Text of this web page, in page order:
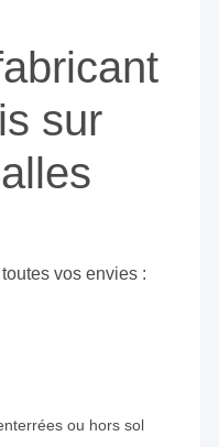
sur
vos envies :
ou hors sol